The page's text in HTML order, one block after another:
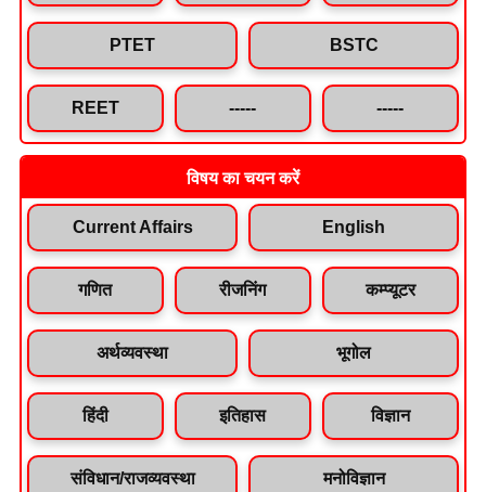
PTET BSTC
REET ----- -----
विषय का चयन करें
Current Affairs English
गणित रीजनिंग कम्प्यूटर
अर्थव्यवस्था भूगोल
हिंदी इतिहास विज्ञान
संविधान/राजव्यवस्था मनोविज्ञान